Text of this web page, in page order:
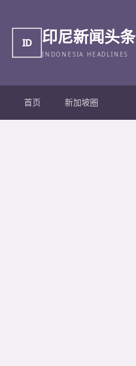
ID 印尼新闻头条
INDONESIA HEADLINES
首页 新加坡圈